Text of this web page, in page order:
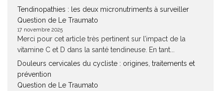
Tendinopathies : les deux micronutriments à surveiller
Question de Le Traumato
17 novembre 2025
Merci pour cet article très pertinent sur l’impact de la
vitamine C et D dans la santé tendineuse. En tant...
Douleurs cervicales du cycliste : origines, traitements et
prévention
Question de Le Traumato